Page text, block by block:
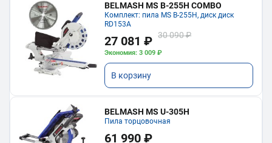
BELMASH MS B-255H COMBO
Комплект: пила MS B-255H, диск диск
RD153A
27 081 ₽ 30 090 ₽
Экономия: 3 009 ₽
В корзину
BELMASH MS U-305H
Пила торцовочная
61 990 ₽